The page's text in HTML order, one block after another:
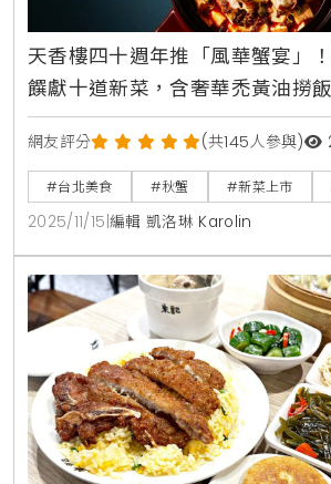
天香樓四十週年推「風華蟹宴」
饌獻十道新菜，含奢華禿黃油撈飯
網友評分 (共145人參與)
#台北美食 #秋蟹 #新菜上市
2025/11/15 編輯 凱洛琳 Karolin